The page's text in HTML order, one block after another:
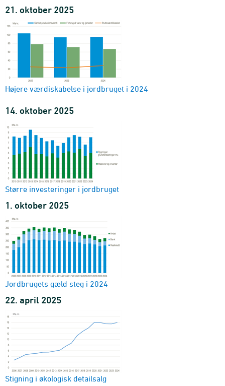
21. oktober 2025
Højere værdiskabelse i jordbruget i 2024
14. oktober 2025
Større investeringer i jordbruget
1. oktober 2025
Jordbrugets gæld steg i 2024
22. april 2025
Stigning i økologisk detailsalg